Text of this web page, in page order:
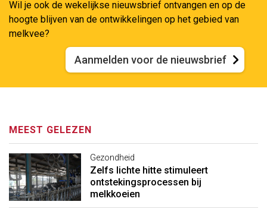
Wil je ook de wekelijkse nieuwsbrief ontvangen en op de
hoogte blijven van de ontwikkelingen op het gebied van
melkvee?
Aanmelden voor de nieuwsbrief
MEEST GELEZEN
Gezondheid
Zelfs lichte hitte stimuleert
ontstekingsprocessen bij
melkkoeien